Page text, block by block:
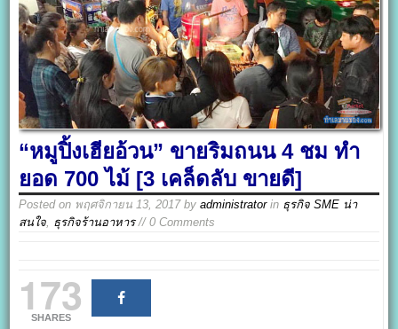
“หมูปิ้งเฮียอ้วน” ขายริมถนน 4 ชม ทำ
ยอด 700 ไม้ [3 เคล็ดลับ ขายดี]
Posted on พฤศจิกายน 13, 2017byadministratorin ธุรกิจ SME น่า
สนใจ, ธุรกิจร้านอาหาร// 0 Comments
173
SHARES